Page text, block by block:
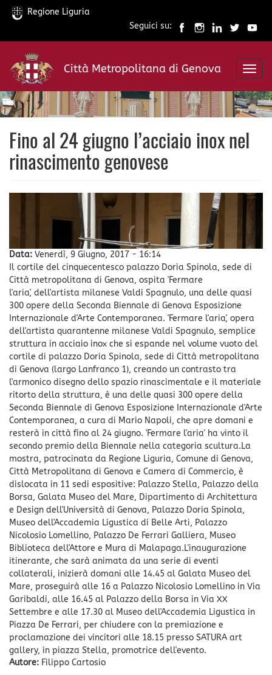
Salta
contenuto
principale
Regione Liguria
Seguici su:
Città Metropolitana di Genova
Fino al 24 giugno l’acciaio inox nel
rinascimento genovese
Data: Venerdì, 9 Giugno, 2017 - 16:14
Il cortile del cinquecentesco palazzo Doria Spinola, sede di
Città metropolitana di Genova, ospita 'Fermare
l'aria', dell'artista milanese Valdi Spagnulo, una delle quasi
300 opere della Seconda Biennale di Genova Esposizione
Internazionale d'Arte Contemporanea. 'Fermare l'aria', opera
dell'artista quarantenne milanese Valdi Spagnulo, semplice
struttura in acciaio inox che si espande nel volume vuoto del
cortile di palazzo Doria Spinola, sede di Città metropolitana
di Genova (largo Lanfranco 1), creando un contrasto tra
l'armonico disegno dello spazio rinascimentale e il materiale
ritorto della struttura, è una delle quasi 300 opere della
Seconda Biennale di Genova Esposizione Internazionale d'Arte
Contemporanea, a cura di Mario Napoli, che apre domani e
resterà in città fino al 24 giugno. 'Fermare l'aria' ha vinto il
secondo premio della Biennale nella categoria scultura.La
mostra, patrocinata da Regione Liguria, Comune di Genova,
Città Metropolitana di Genova e Camera di Commercio, è
dislocata in 11 sedi espositive: Palazzo Stella, Palazzo della
Borsa, Galata Museo del Mare, Dipartimento di Architettura
e Design dell'Università di Genova, Palazzo Doria Spinola,
Museo dell'Accademia Ligustica di Belle Arti, Palazzo
Nicolosio Lomellino, Palazzo De Ferrari Galliera, Museo
Biblioteca dell'Attore e Mura di Malapaga.L'inaugurazione
itinerante, che sarà animata da una serie di eventi
collaterali, inizierà domani alle 14.45 al Galata Museo del
Mare, proseguirà alle 16 a Palazzo Nicolosio Lomellino in Via
Garibaldi, alle 16.45 al Palazzo della Borsa in Via XX
Settembre e alle 17.30 al Museo dell'Accademia Ligustica in
Piazza De Ferrari, per chiudere con la premiazione e
proclamazione dei vincitori alle 18.15 presso SATURA art
gallery, in piazza Stella, promotrice dell'evento.
Autore: Filippo Cartosio